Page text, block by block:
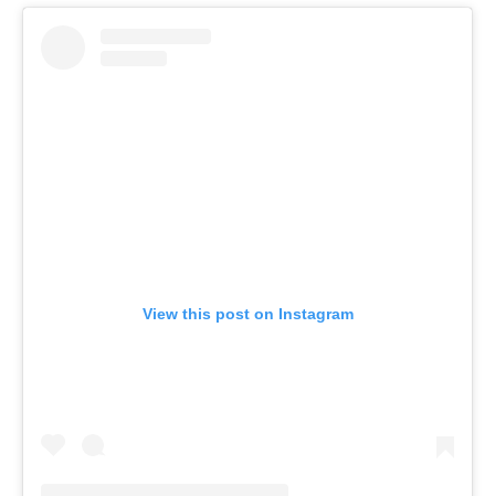
View this post on Instagram